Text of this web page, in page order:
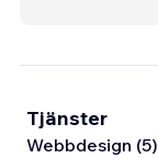
Tjänster
Webbdesign (5)